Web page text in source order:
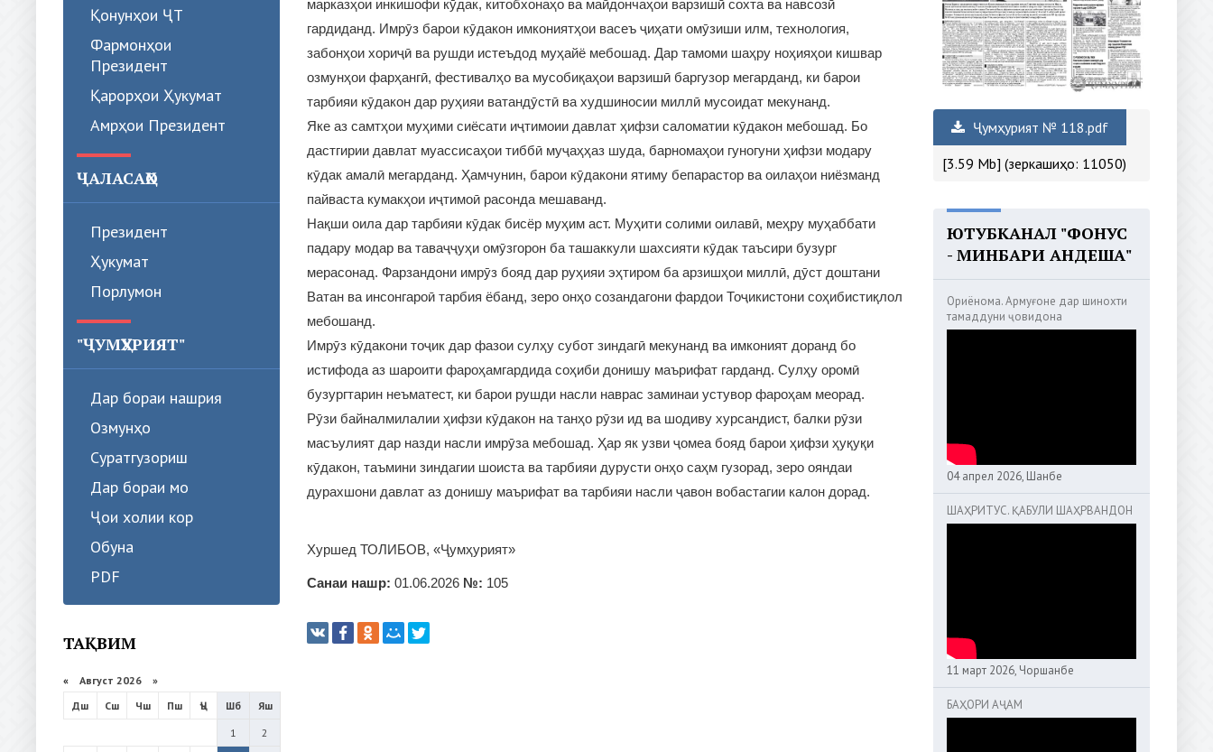
Қонунҳои ҶТ
Фармонҳои
Президент
Қарорҳои Ҳукумат
Амрҳои Президент
ҶАЛАСАҲО
Президент
Ҳукумат
Порлумон
"ҶУМҲУРИЯТ"
Дар бораи нашрия
Озмунҳо
Суратгузориш
Дар бораи мо
Ҷои холии кор
Обуна
PDF
ТАҚВИМ
« Август 2026 »
Дш
Сш Чш Пш Ҷъ Шб
Яш
1
2
марказҳои инкишофи кӯдак, китобхонаҳо ва майдончаҳои варзишӣ сохта ва навсозӣ
гардиданд. Имрӯз барои кӯдакон имкониятҳои васеъ ҷиҳати омӯзиши илм, технология,
забонҳои хориҷӣ ва рушди истеъдод муҳайё мебошад. Дар тамоми шаҳру ноҳияҳои кишвар
озмунҳои фарҳангӣ, фестивалҳо ва мусобиқаҳои варзишӣ баргузор мегарданд, ки барои
тарбияи кӯдакон дар руҳияи ватандӯстӣ ва худшиносии миллӣ мусоидат мекунанд.
Яке аз самтҳои муҳими сиёсати иҷтимоии давлат ҳифзи саломатии кӯдакон мебошад. Бо
дастгирии давлат муассисаҳои тиббӣ муҷаҳҳаз шуда, барномаҳои гуногуни ҳифзи модару
кӯдак амалӣ мегарданд. Ҳамчунин, барои кӯдакони ятиму бепарастор ва оилаҳои ниёзманд
пайваста кумакҳои иҷтимоӣ расонда мешаванд.
Нақши оила дар тарбияи кӯдак бисёр муҳим аст. Муҳити солими оилавӣ, меҳру муҳаббати
падару модар ва таваҷҷуҳи омӯзгорон ба ташаккули шахсияти кӯдак таъсири бузург
мерасонад. Фарзандони имрӯз бояд дар руҳияи эҳтиром ба арзишҳои миллӣ, дӯст доштани
Ватан ва инсонгароӣ тарбия ёбанд, зеро онҳо созандагони фардои Тоҷикистони соҳибистиқлол
мебошанд.
Имрӯз кӯдакони тоҷик дар фазои сулҳу субот зиндагӣ мекунанд ва имконият доранд бо
истифода аз шароити фароҳамгардида соҳиби донишу маърифат гарданд. Сулҳу оромӣ
бузургтарин неъматест, ки барои рушди насли наврас заминаи устувор фароҳам меорад.
Рӯзи байналмилалии ҳифзи кӯдакон на танҳо рӯзи ид ва шодиву хурсандист, балки рӯзи
масъулият дар назди насли имрӯза мебошад. Ҳар як узви ҷомеа бояд барои ҳифзи ҳуқуқи
кӯдакон, таъмини зиндагии шоиста ва тарбияи дурусти онҳо саҳм гузорад, зеро ояндаи
дурахшони давлат аз донишу маърифат ва тарбияи насли ҷавон вобастагии калон дорад.
Хуршед ТОЛИБОВ, «Ҷумҳурият»
Санаи нашр: 01.06.2026 №: 105
Ҷумҳурият № 118.pdf
[3.59 Mb] (зеркашиҳо: 11050)
ЮТУБКАНАЛ "ФОНУС
- МИНБАРИ АНДЕША"
Ориёнома. Армуғоне дар шинохти
тамаддуни ҷовидона
04 апрел 2026, Шанбе
ШАҲРИТУС. ҚАБУЛИ ШАҲРВАНДОН
11 март 2026, Чоршанбе
БАҲОРИ АҶАМ